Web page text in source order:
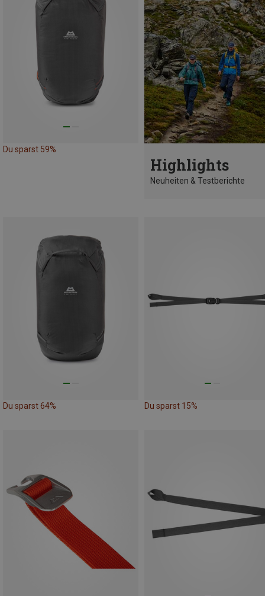
Du sparst 59%
Highlights
Neuheiten & Testberichte
Du sparst 64% Du sparst 15%